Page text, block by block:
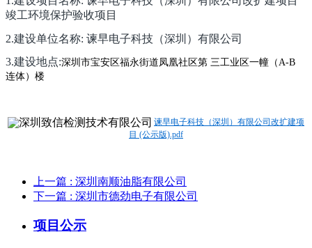
竣工环境保护验收项目
2.建设单位名称: 谏早电子科技（深圳）有限公司
3.建设地点:深圳市宝安区福永街道凤凰社区第 三工业区一幢（A-B
连体）楼
谏早电子科技（深圳）有限公司改扩建项
目 (公示版).pdf
上一篇 : 深圳南顺油脂有限公司
下一篇 : 深圳市德劲电子有限公司
项目公示